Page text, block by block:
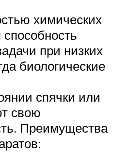
химических
способность
при низких
биологические
спячки или
свою
Преимущества